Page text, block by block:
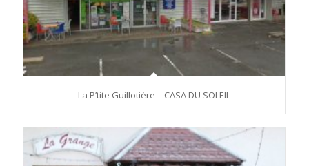
La P’tite Guillotière – CASA DU SOLEIL